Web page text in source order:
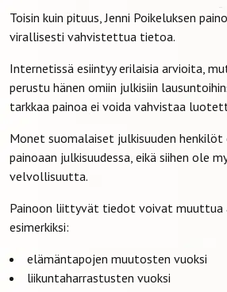
Toisin kuin pituus, Jenni Poikeluksen
virallisesti vahvistettua tietoa.
Internetissä esiintyy erilaisia arvioita,
perustu hänen omiin julkisiin
tarkkaa painoa ei voida vahvistaa
Monet suomalaiset julkisuuden
painoaan julkisuudessa, eikä siihen ole
velvollisuutta.
Painoon liittyvät tiedot voivat muuttua
esimerkiksi:
elämäntapojen muutosten vuoksi
liikuntaharrastusten vuoksi